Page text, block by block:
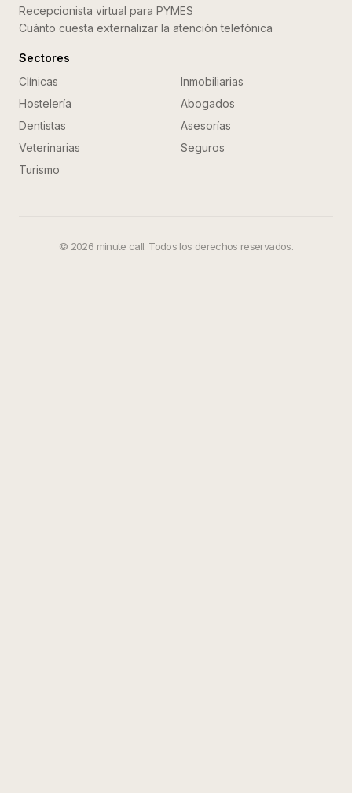
Recepcionista virtual para PYMES
Cuánto cuesta externalizar la atención telefónica
Sectores
Clínicas
Inmobiliarias
Hostelería
Abogados
Dentistas
Asesorías
Veterinarias
Seguros
Turismo
© 2026 minute call. Todos los derechos reservados.